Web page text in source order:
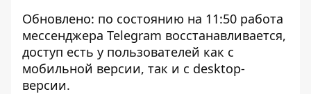
Обновлено: по состоянию на 11:50 работа
мессенджера Telegram восстанавливается,
доступ есть у пользователей как с
мобильной версии, так и с desktop-
версии.